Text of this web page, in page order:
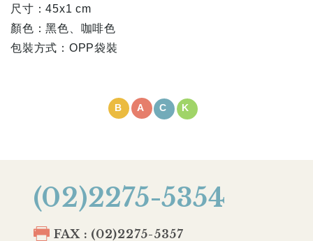
尺寸：45x1 cm
顏色：黑色、咖啡色
包裝方式：OPP袋裝
BACK
(02)2275-5354
FAX : (02)2275-5357